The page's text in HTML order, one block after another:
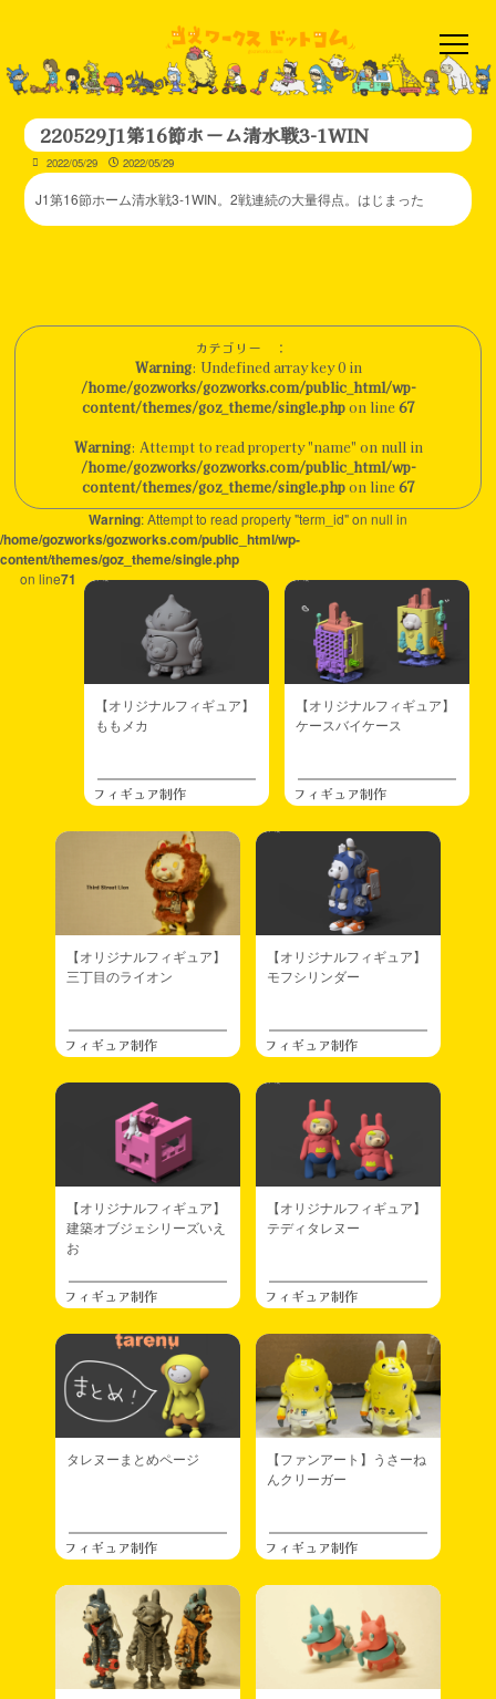
220529J1第16節ホーム清水戦3-1WIN
2022/05/29 2022/05/29
J1第16節ホーム清水戦3-1WIN。2戦連続の大量得点。はじまった
カテゴリー ：
Warning: Undefined array key 0 in
/home/gozworks/gozworks.com/public_html/wp-
content/themes/goz_theme/single.phpon line67
Warning: Attempt to read property "name" on null in
/home/gozworks/gozworks.com/public_html/wp-
content/themes/goz_theme/single.phpon line67
Warning: Attempt to read property "term_id" on null in
/home/gozworks/gozworks.com/public_html/wp-
content/themes/goz_theme/single.php
on line71
【オリジナルフィギュア】
ももメカ
フィギュア制作
【オリジナルフィギュア】
ケースバイケース
フィギュア制作
【オリジナルフィギュア】
三丁目のライオン
フィギュア制作
【オリジナルフィギュア】
モフシリンダー
フィギュア制作
【オリジナルフィギュア】
建築オブジェシリーズいえ
お
フィギュア制作
【オリジナルフィギュア】
テディタレヌー
フィギュア制作
タレヌーまとめページ
フィギュア制作
【ファンアート】うさーね
んクリーガー
フィギュア制作